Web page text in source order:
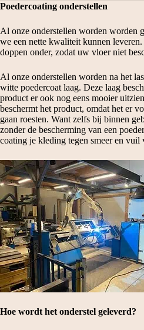
Poedercoating onderstellen
Al onze onderstellen worden worden
we een nette kwaliteit kunnen
doppen onder, zodat uw vloer niet
Al onze onderstellen worden na het
witte poedercoat laag. Deze laag
product er ook nog eens mooier
beschermt het product, omdat het er
gaan roesten. Want zelfs bij binnen
zonder de bescherming van een
coating je kleding tegen smeer en vuil
Hoe wordt het onderstel geleverd?